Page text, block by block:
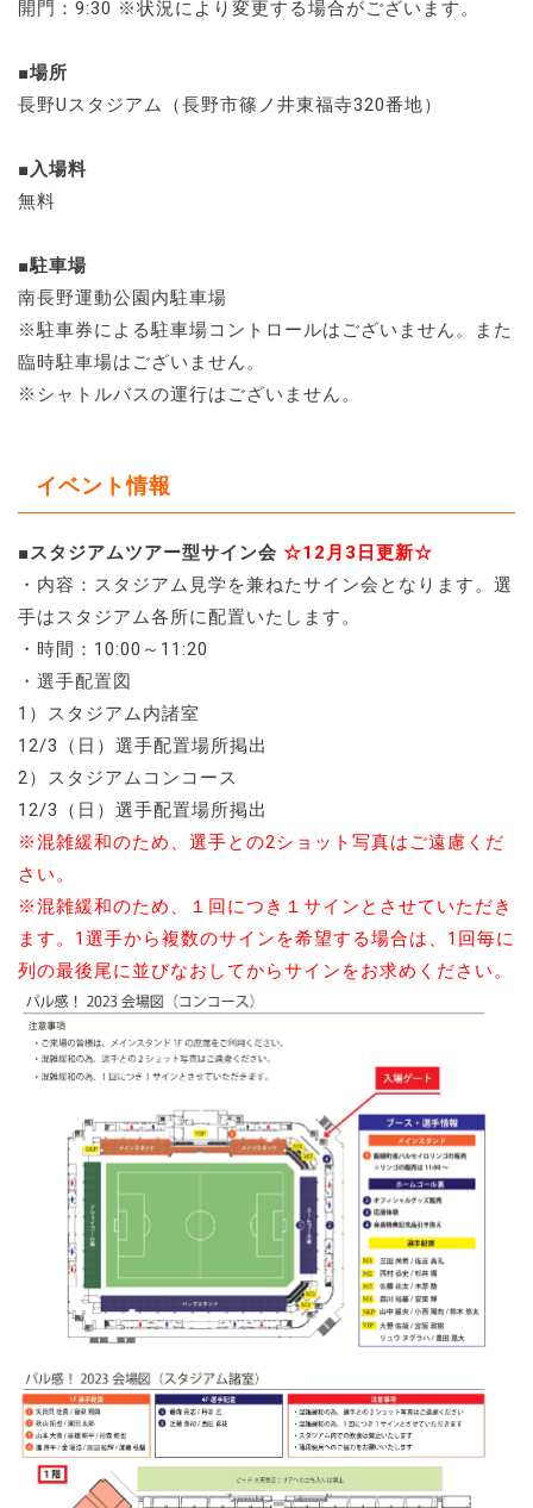
開門：9:30 ※状況により変更する場合がございます。
■場所
長野Uスタジアム（長野市篠ノ井東福寺320番地）
■入場料
無料
■駐車場
南長野運動公園内駐車場
※駐車券による駐車場コントロールはございません。また
臨時駐車場はございません。
※シャトルバスの運行はございません。
イベント情報
■スタジアムツアー型サイン会 ☆12月3日更新☆
・内容：スタジアム見学を兼ねたサイン会となります。選
手はスタジアム各所に配置いたします。
・時間：10:00～11:20
・選手配置図
1）スタジアム内諸室
12/3（日）選手配置場所掲出
2）スタジアムコンコース
12/3（日）選手配置場所掲出
※混雑緩和のため、選手との2ショット写真はご遠慮くだ
さい。
※混雑緩和のため、１回につき１サインとさせていただき
ます。1選手から複数のサインを希望する場合は、1回毎に
列の最後尾に並びなおしてからサインをお求めください。